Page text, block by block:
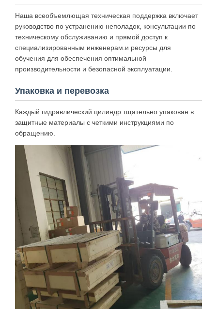
Наша всеобъемлющая техническая поддержка включает
руководство по устранению неполадок, консультации по
техническому обслуживанию и прямой доступ к
специализированным инженерам.и ресурсы для
обучения для обеспечения оптимальной
производительности и безопасной эксплуатации.
Упаковка и перевозка
Каждый гидравлический цилиндр тщательно упакован в
защитные материалы с четкими инструкциями по
обращению.